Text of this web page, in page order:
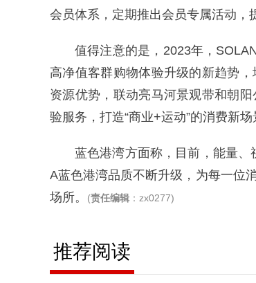
会员体系，定期推出会员专属活动，
值得注意的是，2023年，
高净值客群购物体验升级的新趋势
资源优势，联动亮马河景观带和朝
验服务，打造“商业+运动”的消费新场
蓝色港湾方面称，目前，能量
A蓝色港湾品质不断升级，为每一位
场所。
(责任编辑 ：zx0277)
推荐阅读